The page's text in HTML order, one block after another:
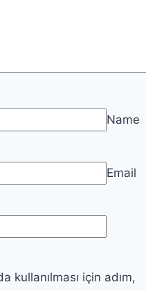
Name
Email
kullanılması için adım,